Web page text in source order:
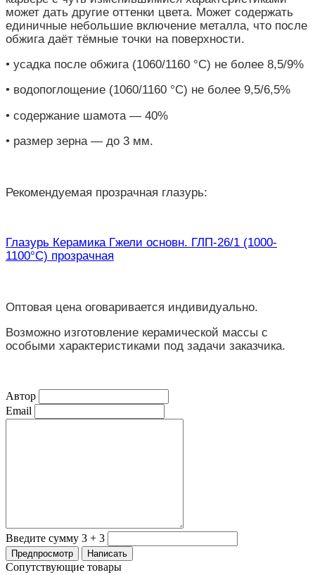
может дать другие оттенки цвета. Может содержать
единичные небольшие включение металла, что после
обжига даёт тёмные точки на поверхности.
• усадка после обжига (1060/1160 °С) не более 8,5/9%
• водопоглощение (1060/1160 °С) не более 9,5/6,5%
• содержание шамота — 40%
• размер зерна — до 3 мм.
Рекомендуемая прозрачная глазурь:
Глазурь Керамика Гжели основн. ГЛП-26/1 (1000-
1100°С) прозрачная
Оптовая цена оговаривается индивидуально.
Возможно изготовление керамической массы с
особыми характеристиками под задачи заказчика.
Автор
Email
Введите сумму 3 + 3
Сопутствующие товары